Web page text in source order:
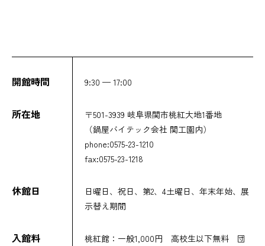
開館時間 9:30 — 17:00
所在地
〒501-3939 岐阜県関市桃紅大地1番地
（鍋屋バイテック会社 関工園内）
phone:0575-23-1210
fax:0575-23-1218
休館日
日曜日、祝日、第2、4土曜日、年末年始、展
示替え期間
入館料
桃紅館：一般1,000円 高校生以下無料 団